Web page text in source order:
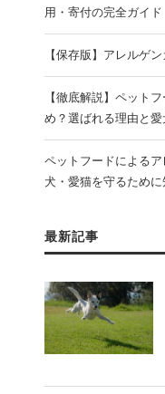
用・寄付の完全ガイド
【保存版】アレルゲ
【徹底解説】ペット
め？選ばれる理由と
ペットフードによる
犬・愛猫を守るため
最新記事